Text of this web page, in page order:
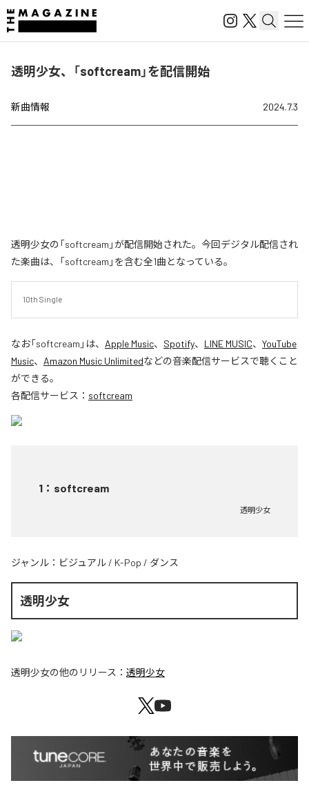
透明少女、「softcream」を配信開始
新曲情報 2024.7.3
透明少女の「softcream」が配信開始された。今回デジタル配信され
た楽曲は、「softcream」を含む全1曲となっている。
10th Single
なお「softcream 」は、 Apple Music、 Spotify、 LINE MUSIC、 YouTube
Music、 Amazon Music Unlimitedなどの音楽配信サービスで聴くこと
ができる。
各配信サービス： softcream
1 ： softcream
透明少女
ジャンル： ビジュアル / K-Pop / ダンス
透明少女
透明少女の他のリリース： 透明少女